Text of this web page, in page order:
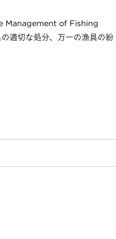
Management of Fishing
適切な処分、万一の漁具の紛